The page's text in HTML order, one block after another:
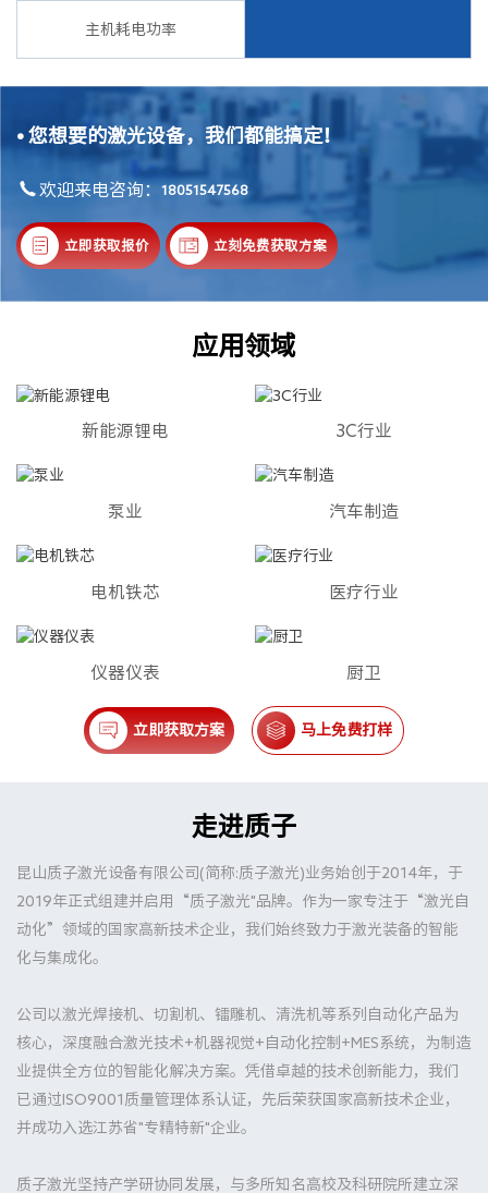
主机耗电功率
• 您想要的激光设备，我们都能搞定！
欢迎来电咨询： 18051547568
立即获取报价 立刻免费获取方案
应用领域
新能源锂电 3C行业
泵业 汽车制造
电机铁芯 医疗行业
仪器仪表 厨卫
立即获取方案 马上免费打样
走进质子
昆山质子激光设备有限公司(简称:质子激光)业务始创于2014年，于
2019年正式组建并启用“质子激光"品牌。作为一家专注于“激光自
动化”领域的国家高新技术企业，我们始终致力于激光装备的智能
化与集成化。
公司以激光焊接机、切割机、镭雕机、清洗机等系列自动化产品为
核心，深度融合激光技术+机器视觉+自动化控制+MES系统，为制造
业提供全方位的智能化解决方案。凭借卓越的技术创新能力，我们
已通过ISO9001质量管理体系认证，先后荣获国家高新技术企业，
并成功入选江苏省"专精特新"企业。
质子激光坚持产学研协同发展，与多所知名高校及科研院所建立深